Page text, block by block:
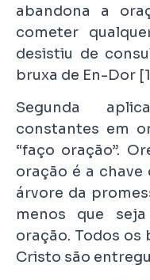
abandona a
cometer
desistiu de
bruxa de En-Dor
Segunda
constantes em
“faço oração”.
oração é a chave
árvore da
menos que
oração. Todos os
Cristo são